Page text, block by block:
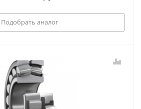
Подобрать аналог